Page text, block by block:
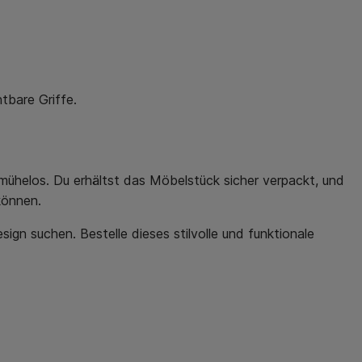
Griffe.
Du erhältst das Möbelstück sicher verpackt, und
suchen. Bestelle dieses stilvolle und funktionale